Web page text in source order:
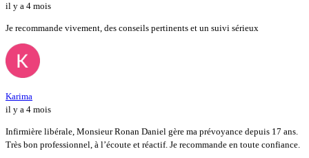
il y a 4 mois
Je recommande vivement, des conseils pertinents et un suivi sérieux
Karima
il y a 4 mois
Infirmière libérale, Monsieur Ronan Daniel gère ma prévoyance depuis 17 ans.
Très bon professionnel, à l’écoute et réactif. Je recommande en toute confiance.